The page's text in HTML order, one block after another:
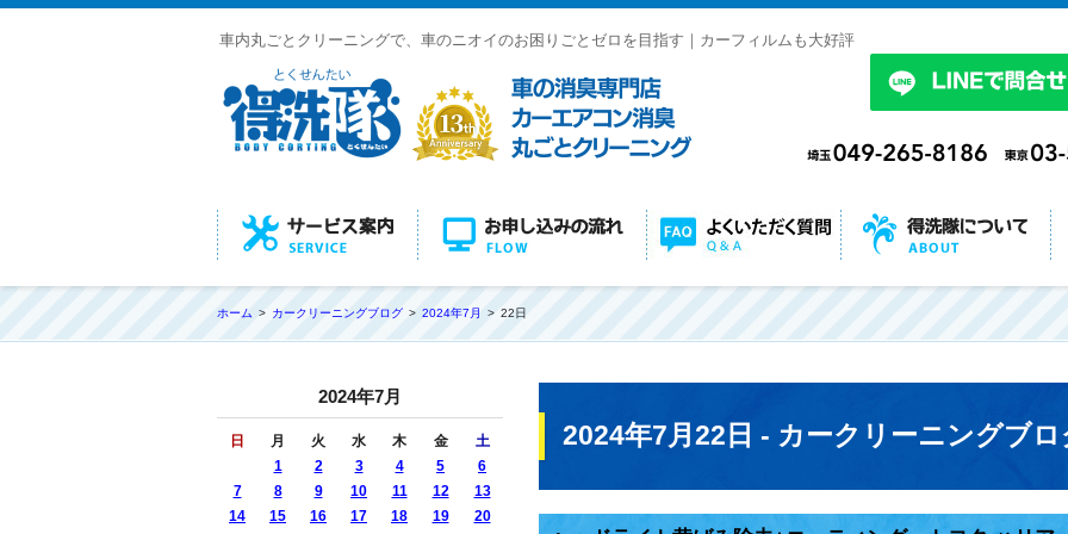
車内丸ごとクリーニングで、車のニオイのお困りごとゼロを目指す｜カーフィルムも大好評
ホーム カークリーニングブログ 2024年7月 22日
2024年7月22日 - カークリーニングブロ
2024年7月
日 月 火 水 木 金
土
1
2 3 4 5
6
7
8 9 10 11 12
13
14
15 16 17 18 19
20